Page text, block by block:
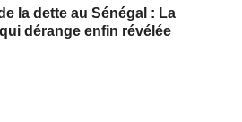
la dette au Sénégal : La
dérange enfin révélée